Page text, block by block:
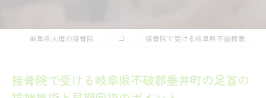
コラム 接骨院で受ける岐阜県不破郡垂井町の足首の捻挫施術と早期回復のポイント
接骨院で受ける岐阜県不破郡垂井町の足首の